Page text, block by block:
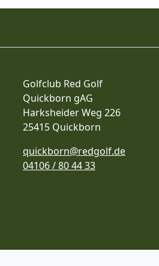
Golfclub Red Golf
Quickborn gAG
Harksheider Weg 226
25415 Quickborn
quickborn@redgolf.de
04106 / 80 44 33